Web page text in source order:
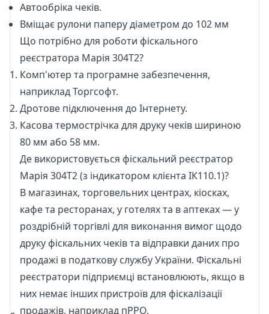
Автообріка чеків.
Вміщає рулони паперу діаметром до 102 мм
Що потрібно для роботи фіскального
реєстратора Марія 304Т2?
Комп'ютер та програмне забезпечення,
наприкладТоргсофт.
Дротове підключення до Інтернету.
Касова термострічка для друку чеків шириною
80 мм або 58 мм.
Де використовується фіскальний реєстратор
Марія 304Т2 (з індикатором клієнта ІК110.1)?
В магазинах, торговельних центрах, кіосках,
кафе та ресторанах, у готелях та в аптеках — у
роздрібній торгівлі для виконання вимог щодо
друку фіскальних чеків та відправки даних про
продажі в податкову службу України. Фіскальні
реєстратори підприємці встановлюють, якщо в
них немає інших пристроїв для фіскалізації
продажів, наприклад пРРО.